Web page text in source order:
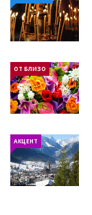
ОТ БЛИЗО
АКЦЕНТ